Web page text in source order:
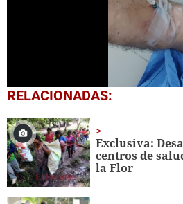
0
of
minutes,
39
seconds
RELACIONADAS:
Exclusiva:
centros de
la Flor